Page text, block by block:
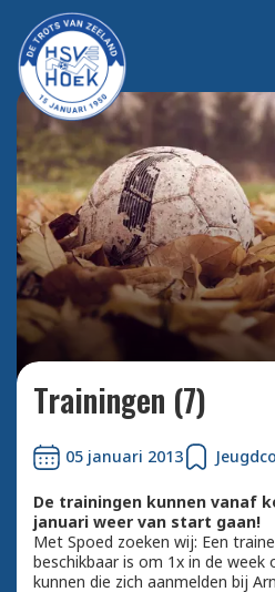
Trainingen (7)
05 januari 2013
De trainingen kunnen vanaf
januari weer van start gaan!
Met Spoed zoeken wij: Een
beschikbaar is om 1x in de week
kunnen die zich aanmelden bij